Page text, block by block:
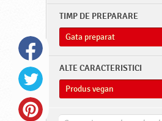
TIMP DE PREPARARE
Gata preparat
ALTE CARACTERISTICI
Produs vegan